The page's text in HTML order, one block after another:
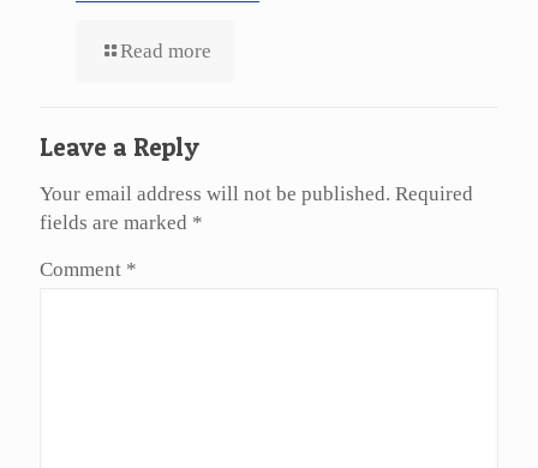
Read more
Leave a Reply
Your email address will not be published. Required
fields are marked *
Comment *